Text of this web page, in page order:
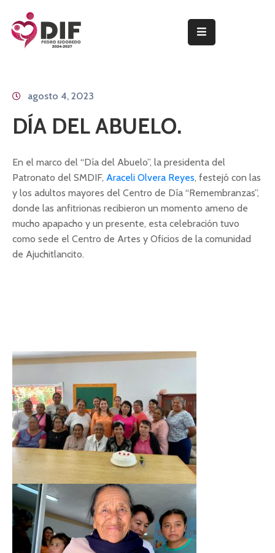
Y
SERVICIOS
PATRONATO
NOTICIAS
TRANSPARENCIA
agosto 4, 2023
DÍA DEL ABUELO.
En el marco del “Día del Abuelo”, la presidenta del
Patronato del SMDIF, Araceli Olvera Reyes, festejó con las
y los adultos mayores del Centro de Día “Remembranzas”,
donde las anfitrionas recibieron un momento ameno de
mucho apapacho y un presente, esta celebración tuvo
como sede el Centro de Artes y Oficios de la comunidad
de Ajuchitlancito.